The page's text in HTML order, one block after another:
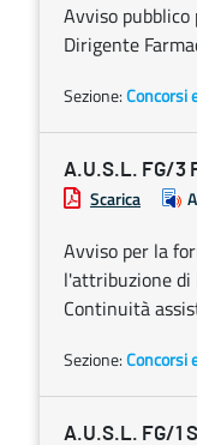
Avviso
Dirigente
Sezione:Concorsi
A.U.S.L. FG/3
Scarica
Avviso per la
l'attribuzione di
Continuità
Sezione:Concorsi
A.U.S.L. FG/1